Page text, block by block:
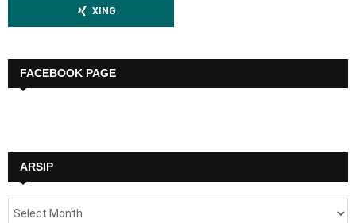
XING
FACEBOOK PAGE
ARSIP